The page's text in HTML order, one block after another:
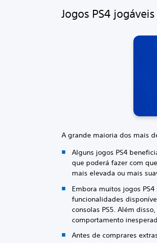
Jogos PS4
A grande maioria dos mais
Alguns jogos PS4
que poderá fazer com
mais elevada ou mais
Embora muitos jogos
funcionalidades
consolas PS5. Além
comportamento
Antes de comprares